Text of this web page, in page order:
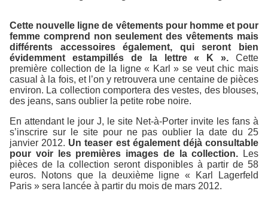
Cette nouvelle ligne de vêtements pour homme et pour
femme comprend non seulement des vêtements mais
différents accessoires également, qui seront bien
évidemment estampillés de la lettre « K ». Cette
première collection de la ligne « Karl » se veut chic mais
casual à la fois, et l’on y retrouvera une centaine de pièces
environ. La collection comportera des vestes, des blouses,
des jeans, sans oublier la petite robe noire.
En attendant le jour J, le site Net-à-Porter invite les fans à
s’inscrire sur le site pour ne pas oublier la date du 25
janvier 2012. Un teaser est également déjà consultable
pour voir les premières images de la collection. Les
pièces de la collection seront disponibles à partir de 58
euros. Notons que la deuxième ligne « Karl Lagerfeld
Paris » sera lancée à partir du mois de mars 2012.